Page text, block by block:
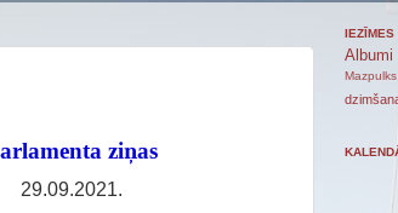
ziņas
29.09.2021.
IEZĪMES
Albumi
Mazpulks